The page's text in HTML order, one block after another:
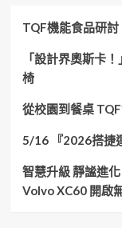
TQF機能食品研
「設計界奧斯卡
椅
從校園到餐桌
5/16 『2026搭捷
智慧升級 靜謐進
Volvo XC60 開啟